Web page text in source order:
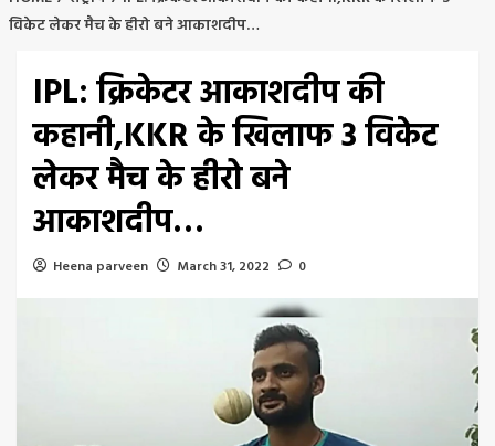
विकेट लेकर मैच के हीरो बने आकाशदीप…
IPL: क्रिकेटर आकाशदीप की
कहानी,KKR के खिलाफ 3 विकेट
लेकर मैच के हीरो बने
आकाशदीप…
Heena parveen March 31, 2022 0